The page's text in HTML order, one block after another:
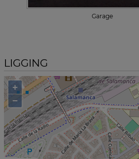
Garage
LIGGING
+
−